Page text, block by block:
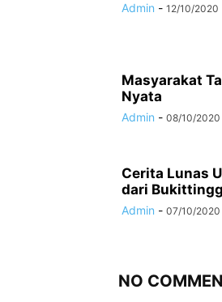
Admin - 12/10/2020
Masyarakat
Nyata
Admin - 08/10/2020
Cerita Lunas
dari
Admin - 07/10/2020
NO